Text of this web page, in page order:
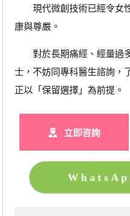
現代微創技術已經令女性
康與尊嚴。
對於長期痛經、經量過多
士，不妨同專科醫生諮詢，
正以「保留選擇」為前提。
立即咨詢